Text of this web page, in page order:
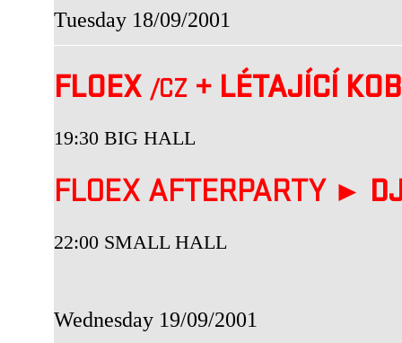
Tuesday 18/09/2001
FLOEX /CZ + LÉTAJÍCÍ
19:30 BIG HALL
FLOEX AFTERPARTY ►
22:00 SMALL HALL
Wednesday 19/09/2001